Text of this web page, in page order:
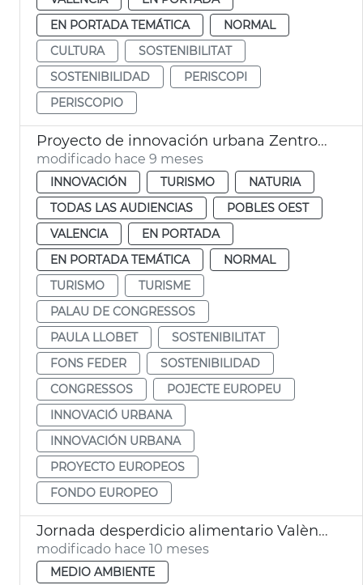
EN PORTADA TEMÁTICA
NORMAL
CULTURA
SOSTENIBILITAT
SOSTENIBILIDAD
PERISCOPI
PERISCOPIO
Proyecto de innovación urbana Zentropy MICE
modificado hace 9 meses
INNOVACIÓN TURISMO
NATURIA
TODAS LAS AUDIENCIAS
POBLES OEST
VALENCIA
EN PORTADA
EN PORTADA TEMÁTICA
NORMAL
TURISMO
TURISME
PALAU DE CONGRESSOS
PAULA LLOBET
SOSTENIBILITAT
FONS FEDER
SOSTENIBILIDAD
CONGRESSOS
POJECTE EUROPEU
INNOVACIÓ URBANA
INNOVACIÓN URBANA
PROYECTO EUROPEOS
FONDO EUROPEO
Jornada desperdicio alimentario València
modificado hace 10 meses
MEDIO AMBIENTE